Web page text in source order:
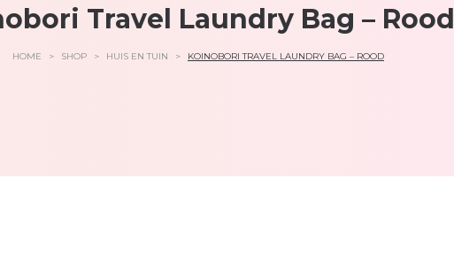
Travel Laundry Bag – Rood
HOME > SHOP > HUIS EN TUIN > KOINOBORI TRAVEL LAUNDRY BAG – ROOD